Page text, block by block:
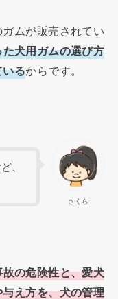
ムが販売されてい
犬用ガムの選び方
いるからです。
さくら
、
の危険性と、愛犬
え方を、犬の管理